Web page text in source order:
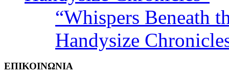
“Whispers Beneath
Handysize
ΕΠΙΚΟΙΝΩΝΙΑ